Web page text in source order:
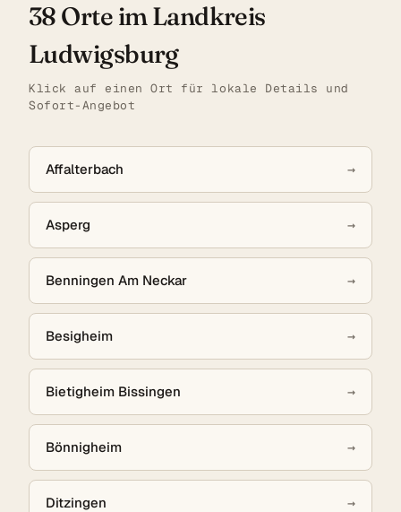
38 Orte im Landkreis
Ludwigsburg
Klick auf einen Ort für lokale Details und
Sofort-Angebot
Affalterbach →
Asperg →
Benningen Am Neckar →
Besigheim →
Bietigheim Bissingen →
Bönnigheim →
Ditzingen →